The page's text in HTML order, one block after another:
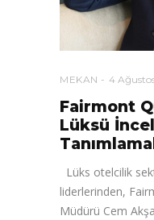
MEKAN 4
Fairmont
Lüksü
Lüks otelcilik
liderlerinden,
Müdürü Cem